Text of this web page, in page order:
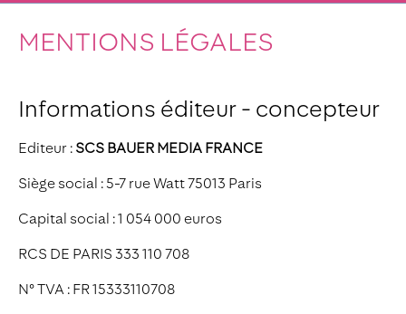
MENTIONS LÉGALES
Informations éditeur - concepteur
Editeur : SCS BAUER MEDIA FRANCE
Siège social : 5-7 rue Watt 75013 Paris
Capital social : 1 054 000 euros
RCS DE PARIS 333 110 708
N° TVA : FR 15333110708